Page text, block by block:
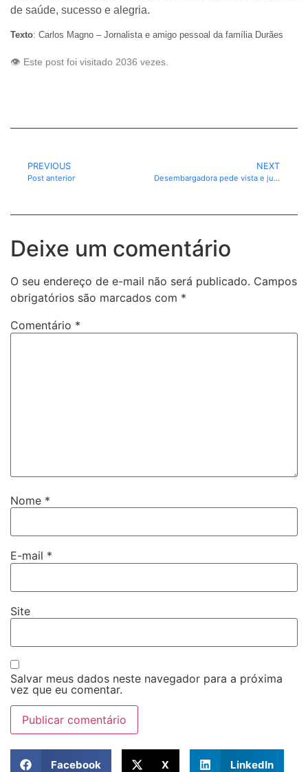
de saúde, sucesso e alegria.
Texto: Carlos Magno – Jornalista e amigo pessoal da família Durães
👁️ Este post foi visitado 2036 vezes.
PREVIOUS
Post anterior
NEXT
Desembargadora pede vista e julgamento de processo contra chapa do PL de Canaã dos Carajás é suspenso no TRE-PA.
Deixe um comentário
O seu endereço de e-mail não será publicado. Campos
obrigatórios são marcados com *
Comentário *
Nome *
E-mail *
Site
Salvar meus dados neste navegador para a próxima
vez que eu comentar.
Facebook X LinkedIn